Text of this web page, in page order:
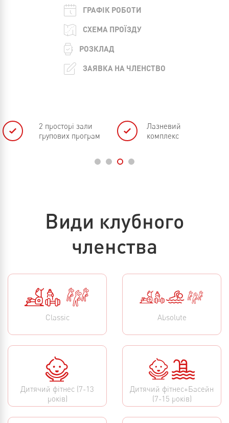
ГРАФІК РОБОТИ
СХЕМА ПРОЇЗДУ
РОЗКЛАД
ЗАЯВКА НА ЧЛЕНСТВО
2 просторі зали
групових програм
Лазневий
комплекс
Види клубного
членства
Classic Absolute
Дитячий фітнес (7-13
років)
Дитячий фітнес+Басейн
(7-15 років)